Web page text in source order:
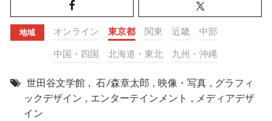
地域 オンライン 東京都 関東 近畿 中部
中国・四国 北海道・東北 九州・沖縄
世田谷文学館 , 石ﾉ森章太郎 , 映像・写真 , グラフィ
ックデザイン , エンターテインメント , メディアデザ
イン